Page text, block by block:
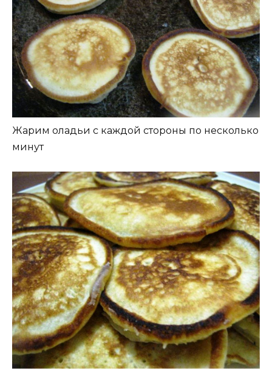
Жарим оладьи с каждой стороны по несколько
минут